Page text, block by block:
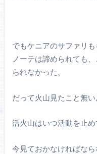
でもケニアのサファリ
ノーテは諦められても
られなかった。
だって火山見たこと無い
活火山はいつ活動を止め
今見ておかなければなら